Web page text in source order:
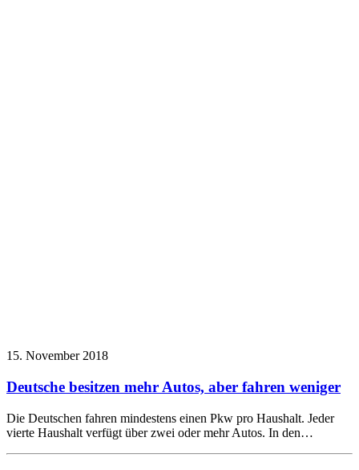
15. November 2018
Deutsche besitzen mehr Autos, aber fahren weniger
Die Deutschen fahren mindestens einen Pkw pro Haushalt. Jeder
vierte Haushalt verfügt über zwei oder mehr Autos. In den…